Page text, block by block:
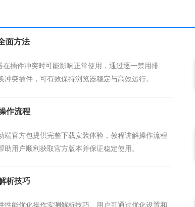
面方法
插件冲突时可能影响正常使用，通过逐一禁用排
冲突插件，可有效保持浏览器稳定与高效运行。
作流程
端官方包提供完整下载安装体验，教程讲解操作流程
助用户顺利获取官方版本并保证稳定使用。
析技巧
性能优化操作实测解析技巧。用户可通过优化设置和